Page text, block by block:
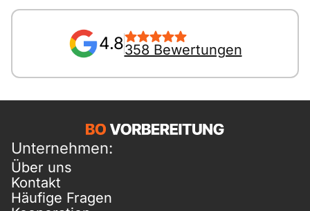
4.8358 Bewertungen
Unternehmen:
Über uns
Kontakt
Häufige Fragen